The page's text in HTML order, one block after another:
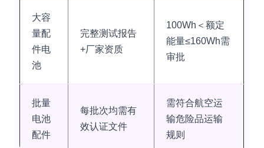
大容
量配
件电
池
完整测试报告
+厂家资质
100Wh＜额定
能量≤160Wh需
审批
批量
电池
配件
每批次均需有
效认证文件
需符合航空运
输危险品运输
规则